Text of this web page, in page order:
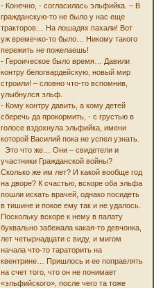
- Конечно, - согласилась эльфийка. – В
гражданскую-то не было у нас еще
тракторов… На лошадях пахали! Вот
уж времечко-то было… Никому такого
пережить не пожелаешь!
- Героическое было время… Давили
контру белогвардейскую, новый мир
строили! – словно что-то вспомнив,
улыбнулся эльф.
- Кому контру давить, а кому детей
сберечь да прокормить, - с грустью в
голосе вздохнула эльфийка, имени
которой Василий пока не успел узнать.
Это что же… Они – свидетели и
участники Гражданской войны?
Сколько же им лет? И какой вообще год
на дворе? К счастью, вскоре оба эльфа
пошли искать врачей, однако посидеть
в тишине и покое ему так и не удалось.
Поскольку вскоре к нему в палату
буквально забежала какая-то девчонка,
лет четырнадцати с виду, и мигом
начала что-то тараторить на
квентрине… Пришлось и ее поправлять
на счет того, что он не понимает
«эльфийского», после чего та тоже